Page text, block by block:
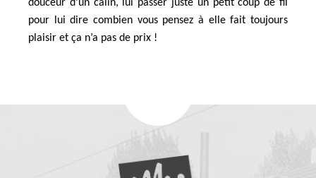
douceur d’un câlin, lui passer juste un petit coup de fil
pour lui dire combien vous pensez à elle fait toujours
plaisir et ça n’a pas de prix !